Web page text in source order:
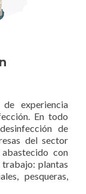
experiencia
En todo
de
del sector
con
plantas
pesqueras,